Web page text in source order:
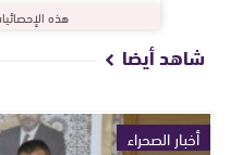
هذه
شاهد أيضا
أخبار الصحراء